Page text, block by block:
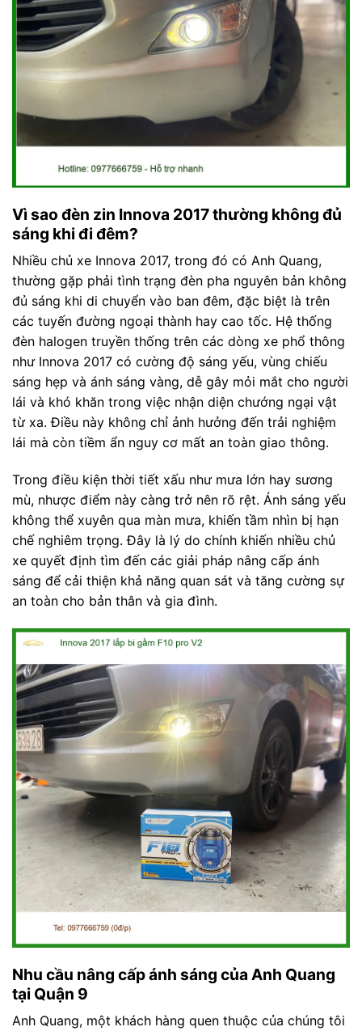
Vì sao đèn zin Innova 2017 thường không đủ
sáng khi đi đêm?
Nhiều chủ xe Innova 2017, trong đó có Anh Quang,
thường gặp phải tình trạng đèn pha nguyên bản không
đủ sáng khi di chuyển vào ban đêm, đặc biệt là trên
các tuyến đường ngoại thành hay cao tốc. Hệ thống
đèn halogen truyền thống trên các dòng xe phổ thông
như Innova 2017 có cường độ sáng yếu, vùng chiếu
sáng hẹp và ánh sáng vàng, dễ gây mỏi mắt cho người
lái và khó khăn trong việc nhận diện chướng ngại vật
từ xa. Điều này không chỉ ảnh hưởng đến trải nghiệm
lái mà còn tiềm ẩn nguy cơ mất an toàn giao thông.
Trong điều kiện thời tiết xấu như mưa lớn hay sương
mù, nhược điểm này càng trở nên rõ rệt. Ánh sáng yếu
không thể xuyên qua màn mưa, khiến tầm nhìn bị hạn
chế nghiêm trọng. Đây là lý do chính khiến nhiều chủ
xe quyết định tìm đến các giải pháp nâng cấp ánh
sáng để cải thiện khả năng quan sát và tăng cường sự
an toàn cho bản thân và gia đình.
Nhu cầu nâng cấp ánh sáng của Anh Quang
tại Quận 9
Anh Quang, một khách hàng quen thuộc của chúng tôi